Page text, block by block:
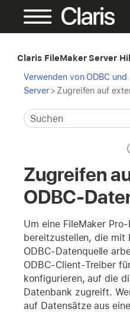
Claris FileMaker Server
Verwenden von ODBC
Server> Zugreifen auf
Zugreifen
ODBC-
Um eine FileMaker
bereitzustellen, die mit
ODBC-Datenquelle
ODBC-Client-Treiber
konfigurieren, auf die
Datenbank zugreift.
auf Datensätze aus